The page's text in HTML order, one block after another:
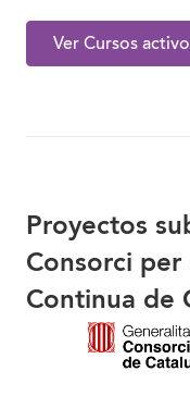
Ver Cursos
Proyectos
Consorci per
Continua de